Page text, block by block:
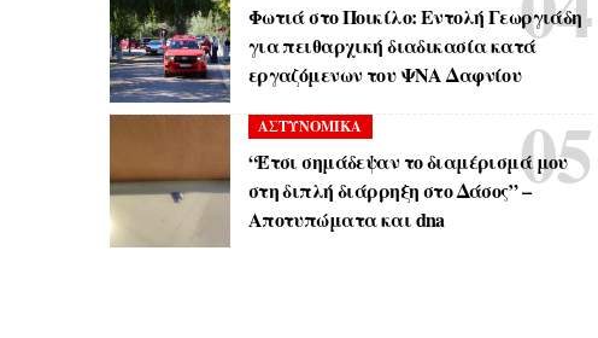
Φωτιά στο Ποικίλο: Εντολή Γεωργιάδη
για πειθαρχική διαδικασία κατά
εργαζόμενων του ΨΝΑ Δαφνίου
ΑΣΤΥΝΟΜΙΚΑ
“Έτσι σημάδεψαν το διαμέρισμά μου
στη διπλή διάρρηξη στο Δάσος” –
Αποτυπώματα και dna